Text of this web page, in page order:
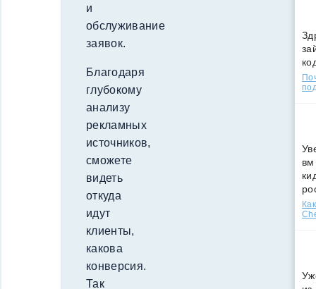
и
обслуживание
заявок.
Благодаря
глубокому
анализу
рекламных
источников,
сможете
видеть
откуда
идут
клиенты,
какова
конверсия.
Так
вм